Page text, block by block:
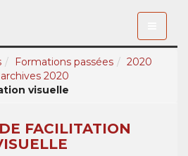
Formations passées
2020
2020
visuelle
FACILITATION